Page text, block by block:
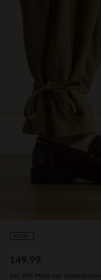
NEW
149.99
Inkl. 19% MwSt zzgl. Versandkosten